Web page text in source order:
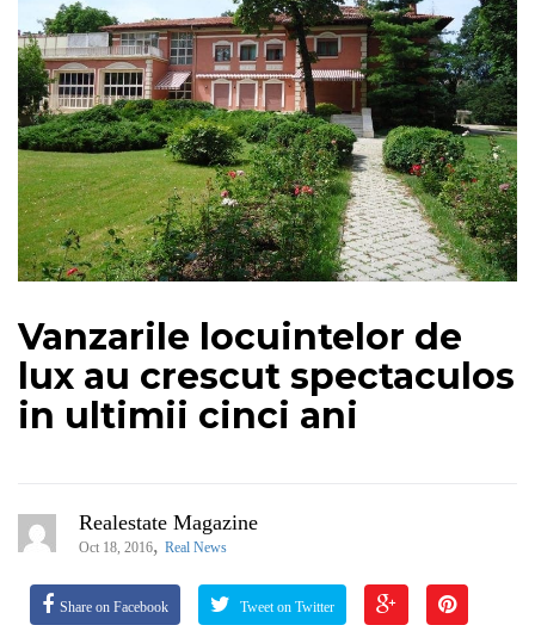
Vanzarile locuintelor de
lux au crescut spectaculos
in ultimii cinci ani
Realestate Magazine
Oct 18, 2016, Real News
Share on Facebook Tweet on Twitter